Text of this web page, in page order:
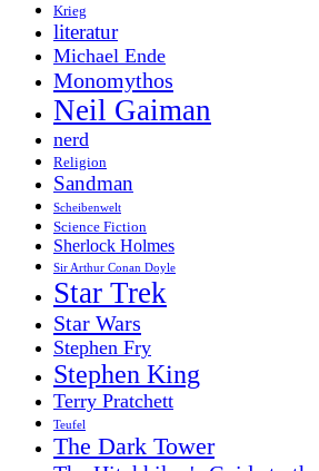
Krieg
literatur
Michael Ende
Monomythos
Neil Gaiman
nerd
Religion
Sandman
Scheibenwelt
Science Fiction
Sherlock Holmes
Sir Arthur Conan Doyle
Star Trek
Star Wars
Stephen Fry
Stephen King
Terry Pratchett
Teufel
The Dark Tower